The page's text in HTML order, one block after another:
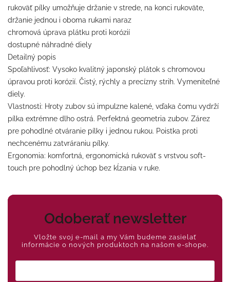
rukoväť pílky umožňuje držanie v strede, na konci rukoväte,
držanie jednou i oboma rukami naraz
chromová úprava plátku proti korózií
dostupné náhradné diely
Detailný popis
Spoľahlivosť: Vysoko kvalitný japonský plátok s chromovou
úpravou proti korózií. Čistý, rýchly a precízny strih. Vymeniteľné
diely.
Vlastnosti: Hroty zubov sú impulzne kalené, vďaka čomu vydrží
pílka extrémne dlho ostrá. Perfektná geometria zubov. Zárez
pre pohodlné otváranie pílky i jednou rukou. Poistka proti
nechcenému zatvráraniu pílky.
Ergonomia: komfortná, ergonomická rukoväť s vrstvou soft-
touch pre pohodlný úchop bez kĺzania v ruke.
Odoberať newsletter
Vložte svoj e-mail a my Vám budeme zasielať
informácie o nových produktoch na našom e-shope.